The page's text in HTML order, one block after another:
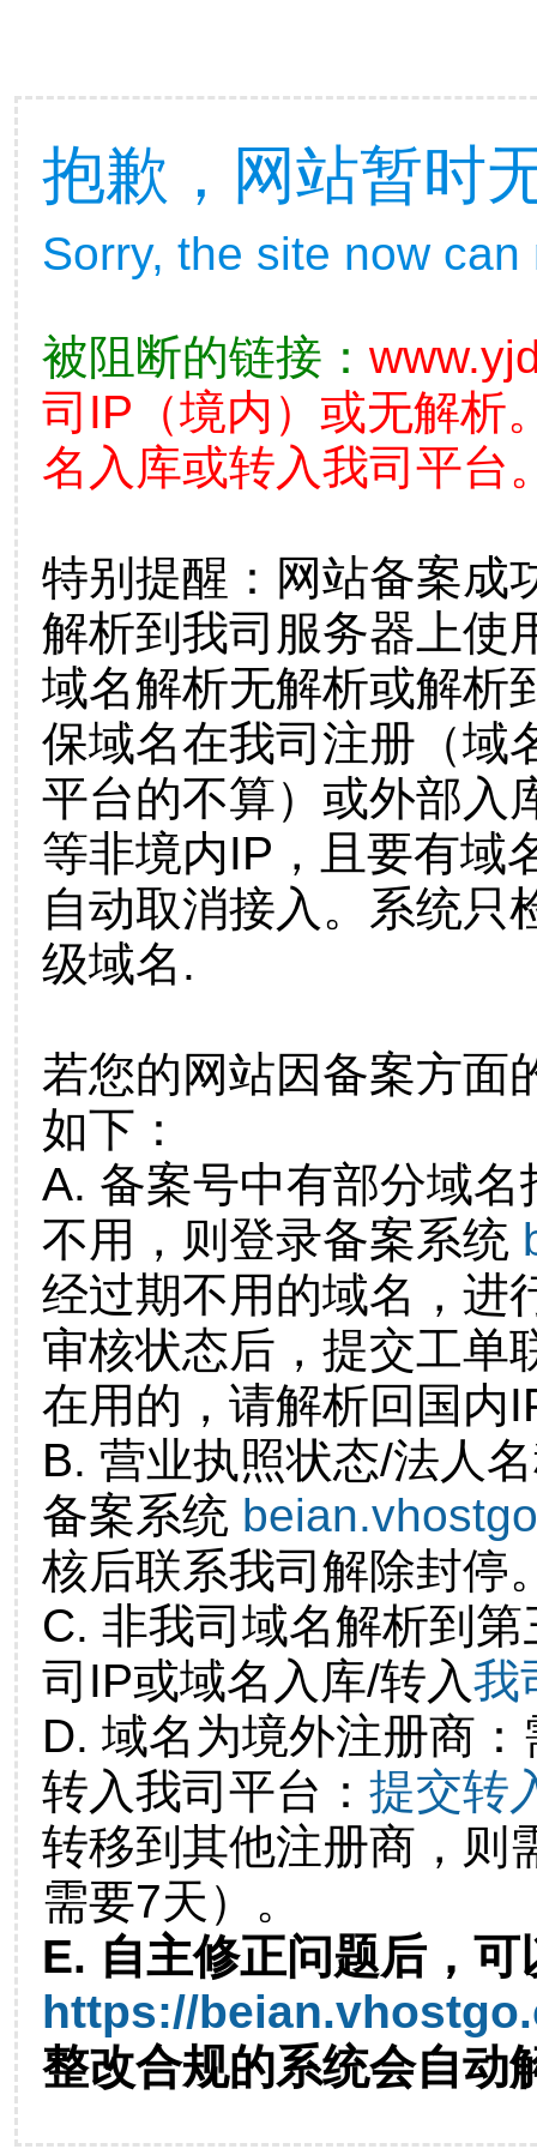
抱歉，网站暂时
Sorry, the site now
被阻断的链接：
司IP（境内）或无解析
名入库或转入我司平台
特别提醒：网站备案成
解析到我司服务器上使
域名解析无解析或解析
保域名在我司注册（域
平台的不算）或外部入
等非境内IP，且要有域
自动取消接入。系统只
级域名.
若您的网站因备案方面
如下：
A. 备案号中有部分域
不用，则登录备案系统
经过期不用的域名，进
审核状态后，提交工单
在用的，请解析回国内
B. 营业执照状态/法人
备案系统
核后联系我司解除封停
C. 非我司域名解析到
司IP或域名入库/转入我
D. 域名为境外注册商
转入我司平台： 提交转
转移到其他注册商，则
需要7天）。
E. 自主修正问题后，可
https://
整改合规的系统会自动